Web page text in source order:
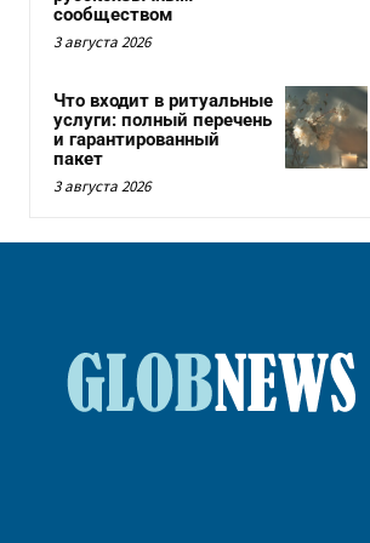
сообществом
3 августа 2026
Что входит в ритуальные
услуги: полный перечень
и гарантированный
пакет
3 августа 2026